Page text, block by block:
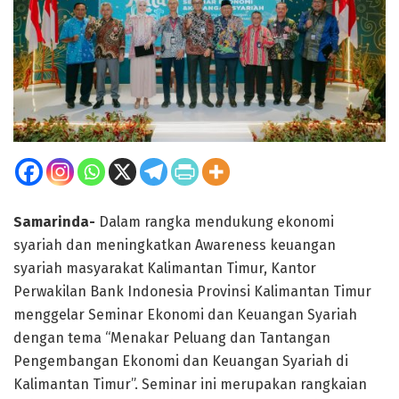
Samarinda- Dalam rangka mendukung ekonomi
syariah dan meningkatkan Awareness keuangan
syariah masyarakat Kalimantan Timur, Kantor
Perwakilan Bank Indonesia Provinsi Kalimantan Timur
menggelar Seminar Ekonomi dan Keuangan Syariah
dengan tema “Menakar Peluang dan Tantangan
Pengembangan Ekonomi dan Keuangan Syariah di
Kalimantan Timur”. Seminar ini merupakan rangkaian